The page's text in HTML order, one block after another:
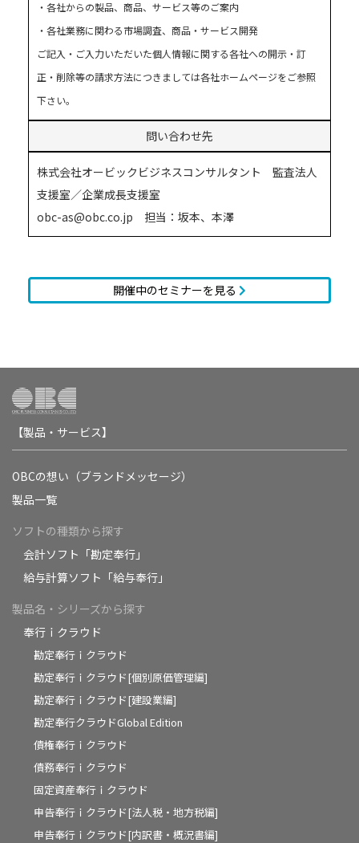
・各社からの製品、商品、サービス等のご案内
・各社業務に関わる市場調査、商品・サービス開発
ご記入・ご入力いただいた個人情報に関する各社への開示・訂
正・削除等の請求方法につきましては各社ホームページをご参照
下さい。
問い合わせ先
株式会社オービックビジネスコンサルタント 監査法人
支援室／企業成長支援室
obc-as@obc.co.jp 担当：坂本、本澤
開催中のセミナーを見る
【製品・サービス】
OBCの想い（ブランドメッセージ）
製品一覧
ソフトの種類から探す
会計ソフト「勘定奉行」
給与計算ソフト「給与奉行」
製品名・シリーズから探す
奉行ｉクラウド
勘定奉行ｉクラウド
勘定奉行ｉクラウド[個別原価管理編]
勘定奉行ｉクラウド[建設業編]
勘定奉行クラウドGlobal Edition
債権奉行ｉクラウド
債務奉行ｉクラウド
固定資産奉行ｉクラウド
申告奉行ｉクラウド[法人税・地方税編]
申告奉行ｉクラウド[内訳書・概況書編]